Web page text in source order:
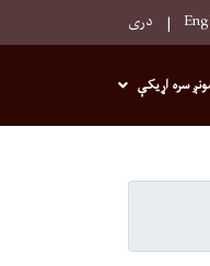
دری
سره اړیکې